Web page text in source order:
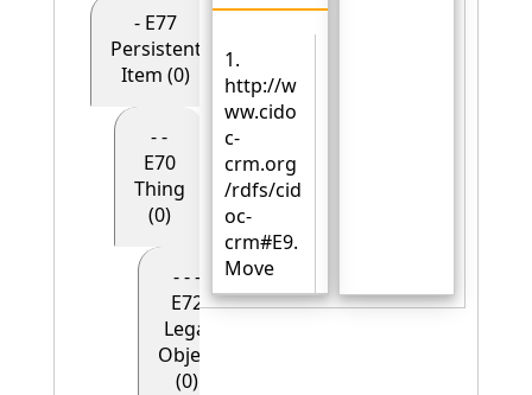
- E77
Persistent
Item (0)
- -
E70
Thing
(0)
- - -
E72
Legal
Object
(0)
1.
http://w
ww.cido
c-
crm.org
/rdfs/cid
oc-
crm#E9.
Move